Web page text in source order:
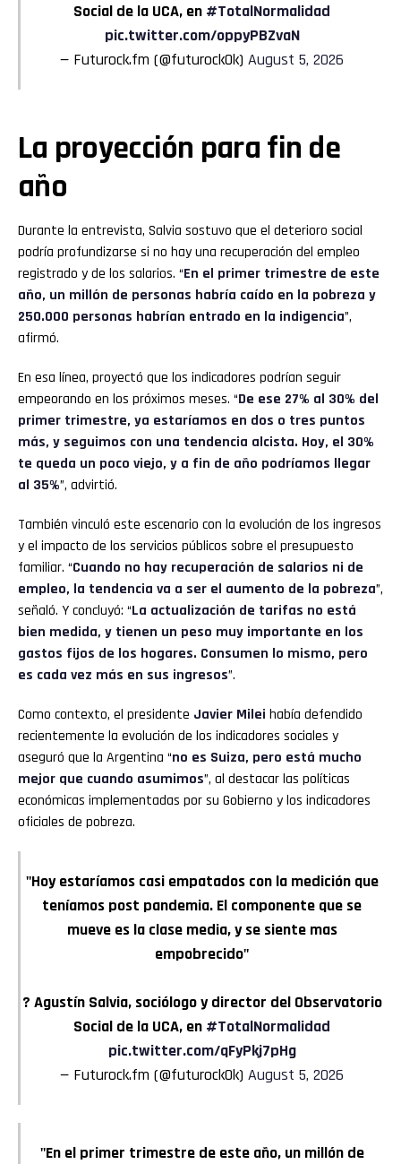
Social de la UCA, en #TotalNormalidad
pic.twitter.com/oppyPBZvaN
— Futurock.fm (@futurockOk) August 5, 2026
La proyección para fin de
año
Durante la entrevista, Salvia sostuvo que el deterioro social
podría profundizarse si no hay una recuperación del empleo
registrado y de los salarios. “En el primer trimestre de este
año, un millón de personas habría caído en la pobreza y
250.000 personas habrían entrado en la indigencia”,
afirmó.
En esa línea, proyectó que los indicadores podrían seguir
empeorando en los próximos meses. “De ese 27% al 30% del
primer trimestre, ya estaríamos en dos o tres puntos
más, y seguimos con una tendencia alcista. Hoy, el 30%
te queda un poco viejo, y a fin de año podríamos llegar
al 35%”, advirtió.
También vinculó este escenario con la evolución de los ingresos
y el impacto de los servicios públicos sobre el presupuesto
familiar. “Cuando no hay recuperación de salarios ni de
empleo, la tendencia va a ser el aumento de la pobreza”,
señaló. Y concluyó: “La actualización de tarifas no está
bien medida, y tienen un peso muy importante en los
gastos fijos de los hogares. Consumen lo mismo, pero
es cada vez más en sus ingresos”.
Como contexto, el presidente Javier Milei había defendido
recientemente la evolución de los indicadores sociales y
aseguró que la Argentina “no es Suiza, pero está mucho
mejor que cuando asumimos”, al destacar las políticas
económicas implementadas por su Gobierno y los indicadores
oficiales de pobreza.
"Hoy estaríamos casi empatados con la medición que
teníamos post pandemia. El componente que se
mueve es la clase media, y se siente mas
empobrecido"
? Agustín Salvia, sociólogo y director del Observatorio
Social de la UCA, en #TotalNormalidad
pic.twitter.com/qFyPkj7pHg
— Futurock.fm (@futurockOk) August 5, 2026
"En el primer trimestre de este año, un millón de